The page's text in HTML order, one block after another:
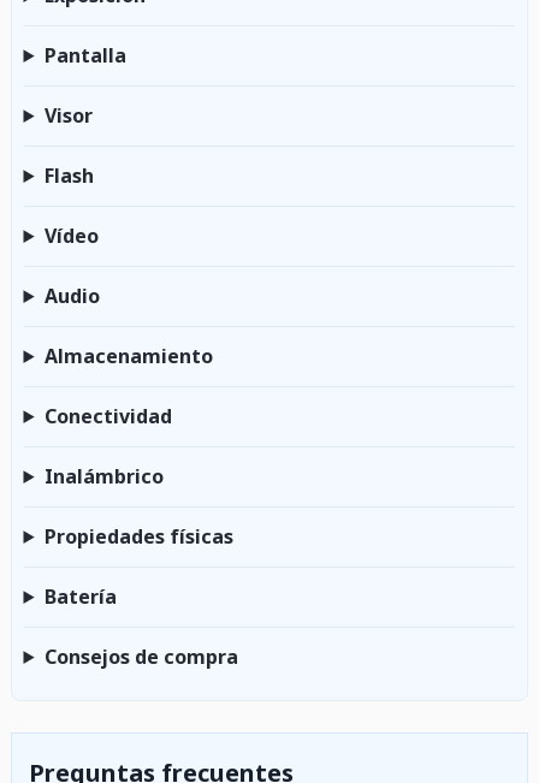
Pantalla
Visor
Flash
Vídeo
Audio
Almacenamiento
Conectividad
Inalámbrico
Propiedades físicas
Batería
Consejos de compra
Preguntas frecuentes